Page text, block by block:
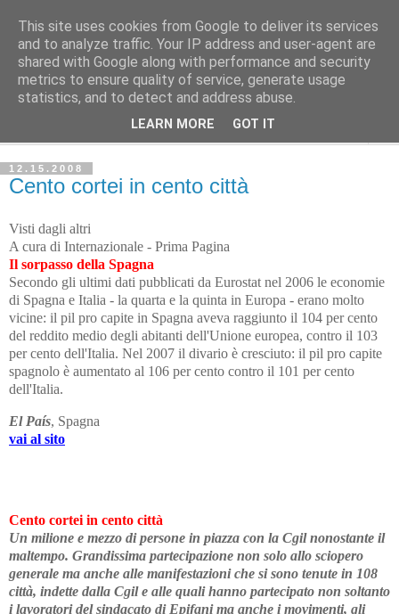
Avvenire dei Lavoratori
ECONOMIA
12.15.2008
Cento cortei in cento città
Visti dagli altri
A cura di Internazionale - Prima Pagina
Il sorpasso della Spagna
Secondo gli ultimi dati pubblicati da Eurostat nel 2006 le economie
di Spagna e Italia - la quarta e la quinta in Europa - erano molto
vicine: il pil pro capite in Spagna aveva raggiunto il 104 per cento
del reddito medio degli abitanti dell'Unione europea, contro il 103
per cento dell'Italia. Nel 2007 il divario è cresciuto: il pil pro capite
spagnolo è aumentato al 106 per cento contro il 101 per cento
dell'Italia.
El País, Spagna
vai al sito
Cento cortei in cento città
Un milione e mezzo di persone in piazza con la Cgil nonostante il
maltempo. Grandissima partecipazione non solo allo sciopero
generale ma anche alle manifestazioni che si sono tenute in 108
città, indette dalla Cgil e alle quali hanno partecipato non soltanto
i lavoratori del sindacato di Epifani ma anche i movimenti, gli
This site uses cookies from Google to deliver its services
and to analyze traffic. Your IP address and user-agent are
shared with Google along with performance and security
metrics to ensure quality of service, generate usage
statistics, and to detect and address abuse.
LEARN MORE GOT IT